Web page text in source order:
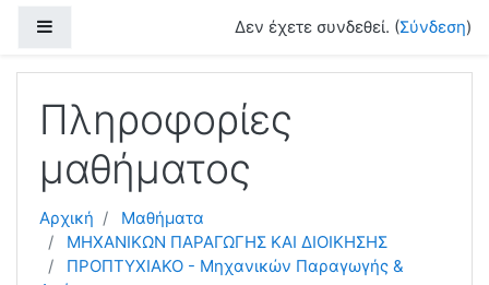
Δεν έχετε συνδεθεί. (Σύνδεση)
Πληροφορίες
μαθήματος
Αρχική
Μαθήματα
ΜΗΧΑΝΙΚΩΝ ΠΑΡΑΓΩΓΗΣ ΚΑΙ ΔΙΟΙΚΗΣΗΣ
ΠΡΟΠΤΥΧΙΑΚΟ - Μηχανικών Παραγωγής &